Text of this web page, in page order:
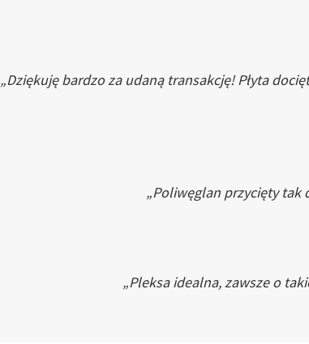
„Dziękuję bardzo za udaną transakcję! Płyta
„Poliwęglan przycięty tak
„Pleksa idealna, zawsze o